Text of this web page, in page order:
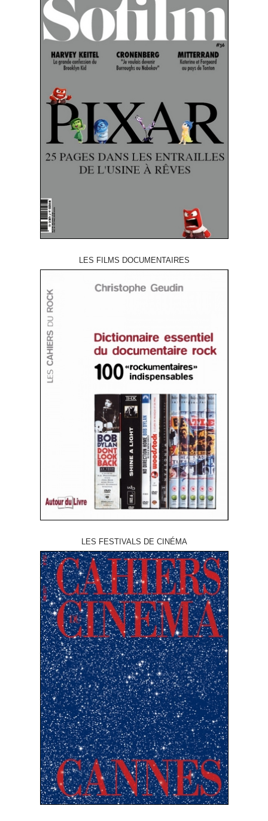
LES FILMS DOCUMENTAIRES
LES FESTIVALS DE CINÉMA